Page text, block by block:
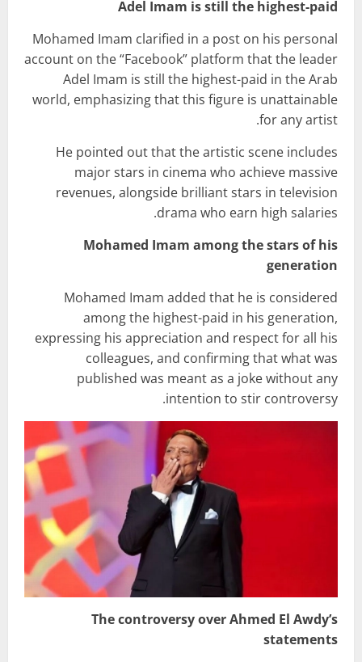
Adel Imam is still the highest-paid
Mohamed Imam clarified in a post on his personal
account on the “Facebook” platform that the leader
Adel Imam is still the highest-paid in the Arab
world, emphasizing that this figure is unattainable
for any artist.
He pointed out that the artistic scene includes
major stars in cinema who achieve massive
revenues, alongside brilliant stars in television
drama who earn high salaries.
Mohamed Imam among the stars of his
generation
Mohamed Imam added that he is considered
among the highest-paid in his generation,
expressing his appreciation and respect for all his
colleagues, and confirming that what was
published was meant as a joke without any
intention to stir controversy.
The controversy over Ahmed El Awdy’s
statements